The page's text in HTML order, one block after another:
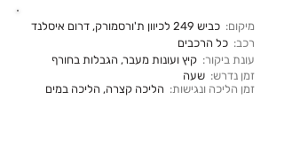
מיקום: כביש 249 לכיוון ת'ורסמורק, דרום איסלנד
רכב: כל הרכבים
עונת ביקור: קיץ ועונות מעבר, הגבלות בחורף
זמן נדרש: שעה
זמן הליכה ונגישות: הליכה קצרה, הליכה במים